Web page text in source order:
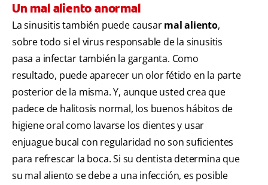
Un mal aliento anormal
La sinusitis también puede causarmal aliento,
sobre todo si el virus responsable de la sinusitis
pasa a infectar también la garganta. Como
resultado, puede aparecer un olor fétido en la parte
posterior de la misma. Y, aunque usted crea que
padece de halitosis normal, los buenos hábitos de
higiene oral como lavarse los dientes y usar
enjuague bucal con regularidad no son suficientes
para refrescar la boca. Si su dentista determina que
su mal aliento se debe a una infección, es posible